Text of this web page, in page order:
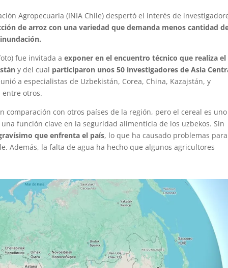
Agropecuaria (INIA Chile) despertó el interés de
de arroz con una variedad que demanda menos cantidad
fue invitada aexponer en el encuentro técnico que realiza el
y del cual participaron unos 50 investigadores de Asia
a especialistas de Uzbekistán, Corea, China, Kazajstán, y
entre otros.
comparación con otros países de la región, pero el cereal es
función clave en la seguridad alimenticia de los uzbekos. Sin
que enfrenta el país, lo que ha causado problemas
Además, la falta de agua ha hecho que algunos agricultores